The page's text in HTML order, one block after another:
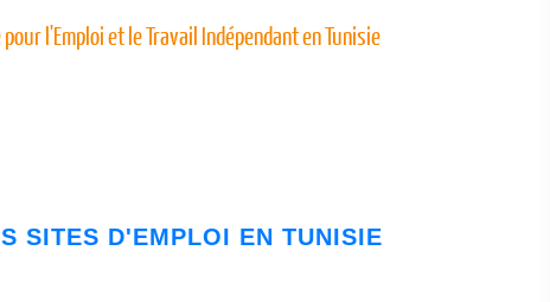
l'Emploi et le Travail Indépendant en Tunisie
SITES D'EMPLOI EN TUNISIE